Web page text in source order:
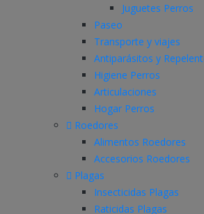
Juguetes Perros
Paseo
Transporte y viajes
Antiparásitos y
Higiene Perros
Articulaciones
Hogar Perros
Roedores
Alimentos Roedores
Accesorios Roedores
Plagas
Insecticidas Plagas
Raticidas Plagas